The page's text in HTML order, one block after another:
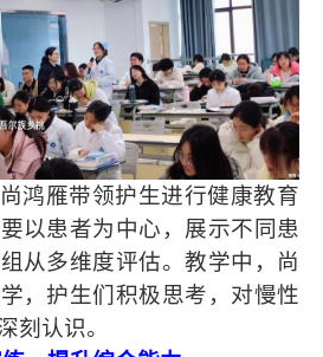
鸿雁带领护生进行健康教育
以患者为中心，展示不同患
从多维度评估。教学中，尚
，护生们积极思考，对慢性
刻认识。